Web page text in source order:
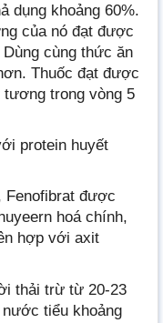
dụng khoảng 60%.
của nó đạt được
cùng thức ăn
Thuốc đạt được
tương trong vòng 5
protein huyết
Fenofibrat được
hoá chính,
hợp với axit
thải trừ từ 20-23
tiểu khoảng